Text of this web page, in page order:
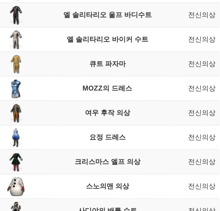
엘 솔리타리오 울프 바디수트 전신의상
엘 솔리타리오 바이커 수트 전신의상
큐트 파자마 전신의상
MOZZ의 드레스 전신의상
여우 후작 의상 전신의상
요정 드레스 전신의상
크리스마스 엘프 의상 전신의상
스노의맨 의상 전신의상